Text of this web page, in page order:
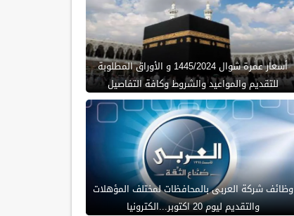
أسعار عمرة شوال 1445/2024 و الأوراق المطلوبة
للتقديم والمواعيد والشروط وكافة التفاصيل
وظائف شركة العربى بالمحافظات لمختلف المؤهلات
والتقديم ليوم 20 اكتوبر...الكترونيا